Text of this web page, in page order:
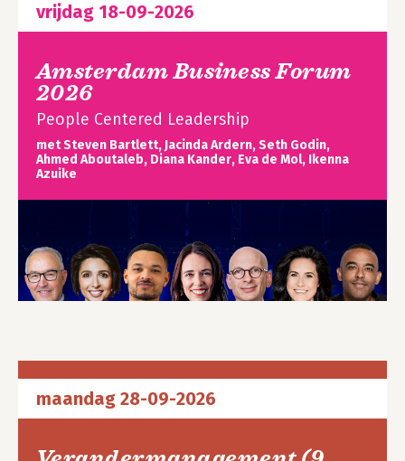
vrijdag 18-09-2026
Amsterdam Business Forum
2026
People Centered Leadership
met Steven Bartlett, Jacinda Ardern, Seth Godin,
Ahmed Aboutaleb, Diana Kander, Eva de Mol, Ikenna
Azuike
maandag 28-09-2026